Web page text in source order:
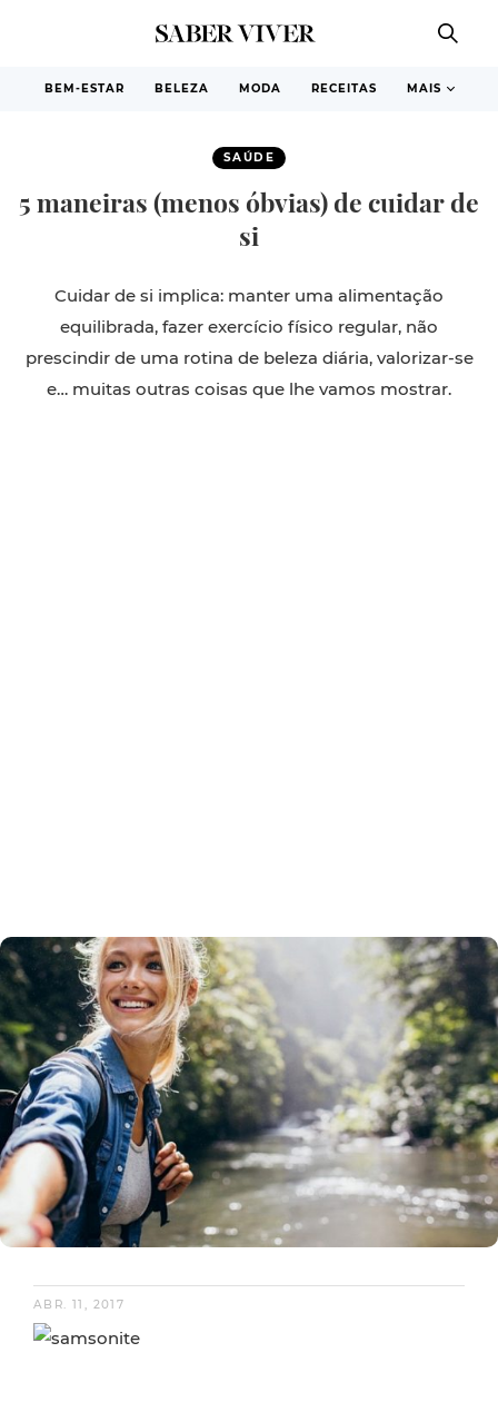
BEM-ESTAR BELEZA MODA RECEITAS MAIS
SAÚDE
5 maneiras (menos óbvias) de cuidar de
si
Cuidar de si implica: manter uma alimentação
equilibrada, fazer exercício físico regular, não
prescindir de uma rotina de beleza diária, valorizar-se
e… muitas outras coisas que lhe vamos mostrar.
ABR. 11, 2017